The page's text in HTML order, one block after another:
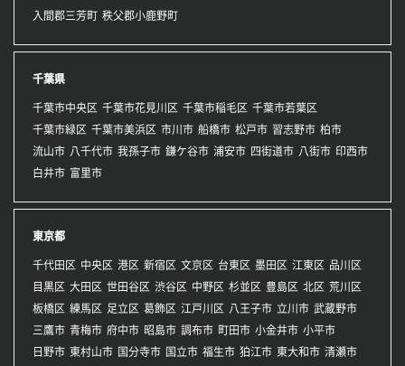
入間郡三芳町 秩父郡小鹿野町
千葉県
千葉市中央区 千葉市花見川区 千葉市稲毛区 千葉市若葉区
千葉市緑区 千葉市美浜区 市川市 船橋市 松戸市 習志野市 柏市
流山市 八千代市 我孫子市 鎌ケ谷市 浦安市 四街道市 八街市 印西市
白井市 富里市
東京都
千代田区 中央区 港区 新宿区 文京区 台東区 墨田区 江東区 品川区
目黒区 大田区 世田谷区 渋谷区 中野区 杉並区 豊島区 北区 荒川区
板橋区 練馬区 足立区 葛飾区 江戸川区 八王子市 立川市 武蔵野市
三鷹市 青梅市 府中市 昭島市 調布市 町田市 小金井市 小平市
日野市 東村山市 国分寺市 国立市 福生市 狛江市 東大和市 清瀬市